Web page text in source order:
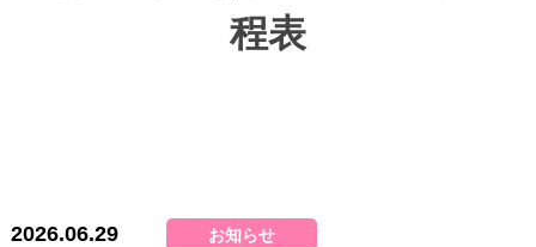
程表
2026.06.29 お知らせ